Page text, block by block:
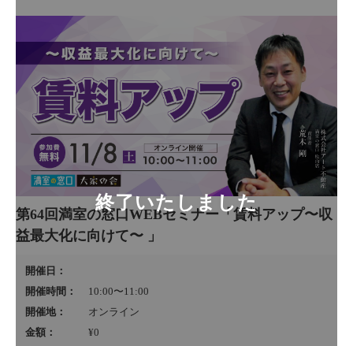
第64回満室の窓口WEBセミナー「賃料アップ〜収
益最大化に向けて〜 」
開催日：
開催時間：
10:00〜11:00
開催地：
オンライン
金額：
¥0